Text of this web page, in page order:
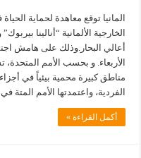
المانيا توقع معاهدة لحماية
الخارجية الألمانية “أنالينا
أعالي البحار.وذلك على هامش
الأربعاء. و بحسب الأمم
مناطق كبيرة محمية بيئياً في
الفردية، واعتمدتها الأمم المتة
أكمل القراءة »